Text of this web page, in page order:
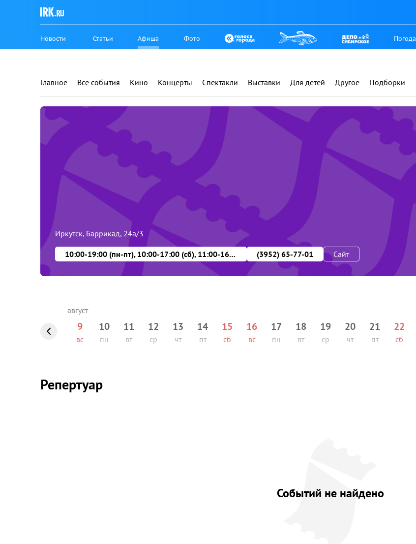
Новости Статьи Афиша Фото Погода
Главное Все события Кино Концерты Спектакли Выставки Для детей Другое Подборки
Иркутск, Баррикад, 24а/3
10:00-19:00 (пн-пт), 10:00-17:00 (сб), 11:00-16:00 (вс) (3952) 65-77-01 Сайт
9
вс
10
пн
11
вт
12
ср
13
чт
14
пт
15
сб
16
вс
17
пн
18
вт
19
ср
20
чт
21
пт
22
сб
Репертуар
Событий не найдено